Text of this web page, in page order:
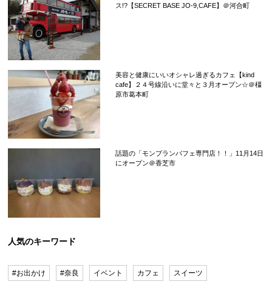
ス!?【SECRET BASE JO-9,CAFE】＠河合町
美容と健康にいいオシャレ過ぎるカフェ【kind
cafe】２４号線沿いに堂々と３月オープン☆＠橿
原市葛本町
話題の「モンブランパフェ専門店！！」11月14日
にオープン＠香芝市
人気のキーワード
#お出かけ #奈良 イベント カフェ スイーツ